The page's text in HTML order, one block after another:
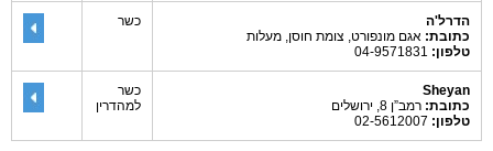
הדרל'ה
כתובת: אגם מונפורט, צומת חוסן, מעלות
טלפון:
כשר
Sheyan
כתובת: רמב”ן 8, ירושלים
טלפון:
כשר
למהדרין